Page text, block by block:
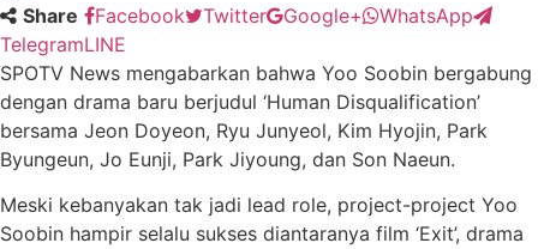
Share
Facebook Twitter Google+
WhatsApp
TelegramLINE
SPOTV News mengabarkan bahwa Yoo Soobin bergabung
dengan drama baru berjudul ‘Human Disqualification’
bersama Jeon Doyeon, Ryu Junyeol, Kim Hyojin, Park
Byungeun, Jo Eunji, Park Jiyoung, dan Son Naeun.
Meski kebanyakan tak jadi lead role, project-project Yoo
Soobin hampir selalu sukses diantaranya film ‘Exit’, drama